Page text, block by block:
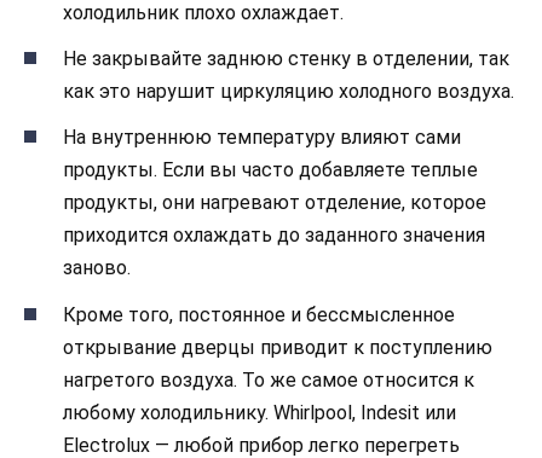
холодильник плохо охлаждает.
Не закрывайте заднюю стенку в отделении, так
как это нарушит циркуляцию холодного воздуха.
На внутреннюю температуру влияют сами
продукты. Если вы часто добавляете теплые
продукты, они нагревают отделение, которое
приходится охлаждать до заданного значения
заново.
Кроме того, постоянное и бессмысленное
открывание дверцы приводит к поступлению
нагретого воздуха. То же самое относится к
любому холодильнику. Whirlpool, Indesit или
Electrolux — любой прибор легко перегреть